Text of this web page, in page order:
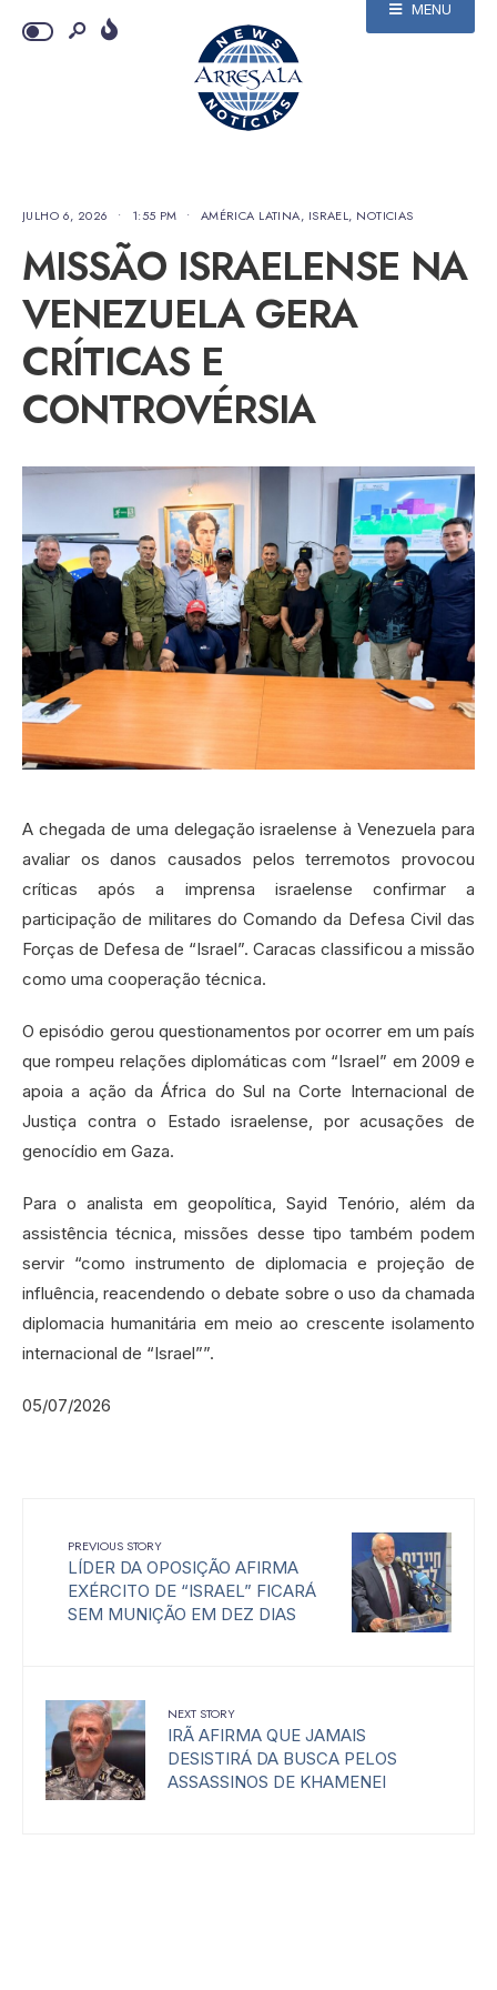
MENU
JULHO 6, 2026 • 1:55 PM • AMÉRICA LATINA, ISRAEL, NOTICIAS
MISSÃO ISRAELENSE NA
VENEZUELA GERA
CRÍTICAS E
CONTROVÉRSIA
A chegada de uma delegação israelense à Venezuela para
avaliar os danos causados pelos terremotos provocou
críticas após a imprensa israelense confirmar a
participação de militares do Comando da Defesa Civil das
Forças de Defesa de “Israel”. Caracas classificou a missão
como uma cooperação técnica.
O episódio gerou questionamentos por ocorrer em um país
que rompeu relações diplomáticas com “Israel” em 2009 e
apoia a ação da África do Sul na Corte Internacional de
Justiça contra o Estado israelense, por acusações de
genocídio em Gaza.
Para o analista em geopolítica, Sayid Tenório, além da
assistência técnica, missões desse tipo também podem
servir “como instrumento de diplomacia e projeção de
influência, reacendendo o debate sobre o uso da chamada
diplomacia humanitária em meio ao crescente isolamento
internacional de “Israel””.
05/07/2026
PREVIOUS STORY
LÍDER DA OPOSIÇÃO AFIRMA
EXÉRCITO DE “ISRAEL” FICARÁ
SEM MUNIÇÃO EM DEZ DIAS
NEXT STORY
IRÃ AFIRMA QUE JAMAIS
DESISTIRÁ DA BUSCA PELOS
ASSASSINOS DE KHAMENEI